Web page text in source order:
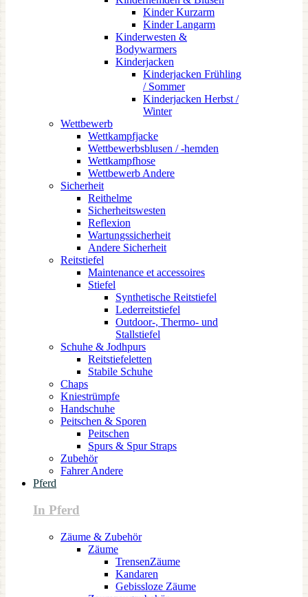
Kinder Kurzarm
Kinder Langarm
Kinderwesten &
Bodywarmers
Kinderjacken
Kinderjacken Frühling
/ Sommer
Kinderjacken Herbst /
Winter
Wettbewerb
Wettkampfjacke
Wettbewerbsblusen / -hemden
Wettkampfhose
Wettbewerb Andere
Sicherheit
Reithelme
Sicherheitswesten
Reflexion
Wartungssicherheit
Andere Sicherheit
Reitstiefel
Maintenance et accessoires
Stiefel
Synthetische Reitstiefel
Lederreitstiefel
Outdoor-, Thermo- und
Stallstiefel
Schuhe & Jodhpurs
Reitstiefeletten
Stabile Schuhe
Chaps
Kniestrümpfe
Handschuhe
Peitschen & Sporen
Peitschen
Spurs & Spur Straps
Zubehör
Fahrer Andere
Pferd
In Pferd
Zäume & Zubehör
Zäume
TrensenZäume
Kandaren
Gebissloze Zäume